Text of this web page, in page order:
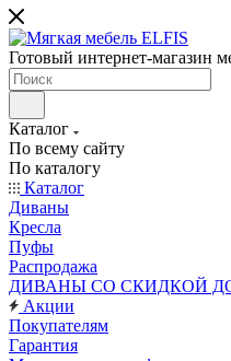
Готовый интернет-магазин
Каталог
По всему сайту
По каталогу
Каталог
Диваны
Кресла
Пуфы
Распродажа
ДИВАНЫ СО СКИДКОЙ ДО
Акции
Покупателям
Гарантия